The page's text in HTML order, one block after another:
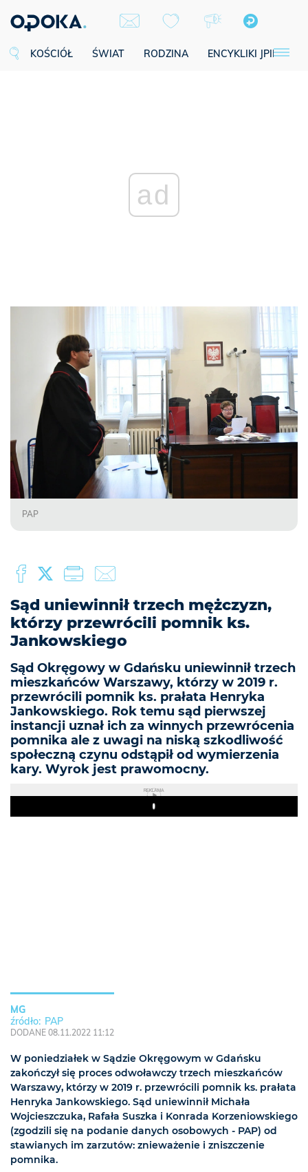
KOŚCIÓŁ ŚWIAT RODZINA ENCYKLIKI JPII
ad
PAP
Sąd uniewinnił trzech mężczyzn,
którzy przewrócili pomnik ks.
Jankowskiego
Sąd Okręgowy w Gdańsku uniewinnił trzech
mieszkańców Warszawy, którzy w 2019 r.
przewrócili pomnik ks. prałata Henryka
Jankowskiego. Rok temu sąd pierwszej
instancji uznał ich za winnych przewrócenia
pomnika ale z uwagi na niską szkodliwość
społeczną czynu odstąpił od wymierzenia
kary. Wyrok jest prawomocny.
REKLAMA
Play
MG
PAP
DODANE 08.11.2022 11:12
W poniedziałek w Sądzie Okręgowym w Gdańsku
zakończył się proces odwoławczy trzech mieszkańców
Warszawy, którzy w 2019 r. przewrócili pomnik ks. prałata
Henryka Jankowskiego. Sąd uniewinnił Michała
Wojcieszczuka, Rafała Suszka i Konrada Korzeniowskiego
(zgodzili się na podanie danych osobowych - PAP) od
stawianych im zarzutów: znieważenie i zniszczenie
pomnika.